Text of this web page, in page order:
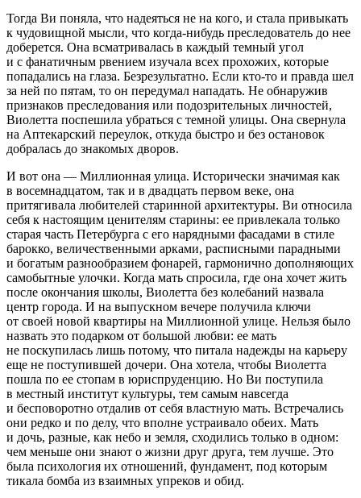
Тогда Ви поняла, что надеяться не на кого, и стала привыкать
к чудовищной мысли, что когда-нибудь преследователь до нее
доберется. Она всматривалась в каждый темный угол
и с фанатичным рвением изучала всех прохожих, которые
попадались на глаза. Безрезультатно. Если кто-то и правда шел
за ней по пятам, то он передумал нападать. Не обнаружив
признаков преследования или подозрительных личностей,
Виолетта поспешила убраться с темной улицы. Она свернула
на Аптекарский переулок, откуда быстро и без остановок
добралась до знакомых дворов.
И вот она — Миллионная улица. Исторически значимая как
в восемнадцатом, так и в двадцать первом веке, она
притягивала любителей старинной архитектуры. Ви относила
себя к настоящим ценителям старины: ее привлекала только
старая часть Петербурга с его нарядными фасадами в стиле
барокко, величественными арками, расписными парадными
и богатым разнообразием фонарей, гармонично дополняющих
самобытные улочки. Когда мать спросила, где она хочет жить
после окончания школы, Виолетта без колебаний назвала
центр города. И на выпускном вечере получила ключи
от своей новой квартиры на Миллионной улице. Нельзя было
назвать это подарком от большой любви: ее мать
не поскупилась лишь потому, что питала надежды на карьеру
еще не поступившей дочери. Она хотела, чтобы Виолетта
пошла по ее стопам в юриспруденцию. Но Ви поступила
в местный институт культуры, тем самым навсегда
и бесповоротно отдалив от себя властную мать. Встречались
они редко и по делу, что вполне устраивало обеих. Мать
и дочь, разные, как небо и земля, сходились только в одном:
чем меньше они знают о жизни друг друга, тем лучше. Это
была психология их отношений, фундамент, под которым
тикала бомба из взаимных упреков и обид.